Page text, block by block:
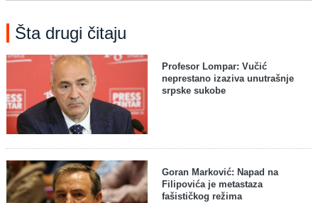
Šta drugi čitaju
Profesor Lompar: Vučić
neprestano izaziva unutrašnje
srpske sukobe
Goran Marković: Napad na
Filipovića je metastaza
fašističkog režima